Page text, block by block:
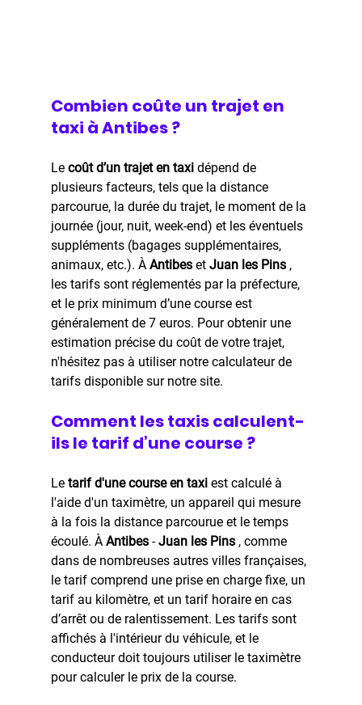
Combien coûte un trajet en
taxi à Antibes ?
Le coût d’un trajet en taxi dépend de
plusieurs facteurs, tels que la distance
parcourue, la durée du trajet, le moment de la
journée (jour, nuit, week-end) et les éventuels
suppléments (bagages supplémentaires,
animaux, etc.). À Antibes et Juan les Pins ,
les tarifs sont réglementés par la préfecture,
et le prix minimum d’une course est
généralement de 7 euros. Pour obtenir une
estimation précise du coût de votre trajet,
n'hésitez pas à utiliser notre calculateur de
tarifs disponible sur notre site.
Comment les taxis calculent-
ils le tarif d’une course ?
Le tarif d'une course en taxi est calculé à
l'aide d'un taximètre, un appareil qui mesure
à la fois la distance parcourue et le temps
écoulé. À Antibes - Juan les Pins , comme
dans de nombreuses autres villes françaises,
le tarif comprend une prise en charge fixe, un
tarif au kilomètre, et un tarif horaire en cas
d’arrêt ou de ralentissement. Les tarifs sont
affichés à l'intérieur du véhicule, et le
conducteur doit toujours utiliser le taximètre
pour calculer le prix de la course.